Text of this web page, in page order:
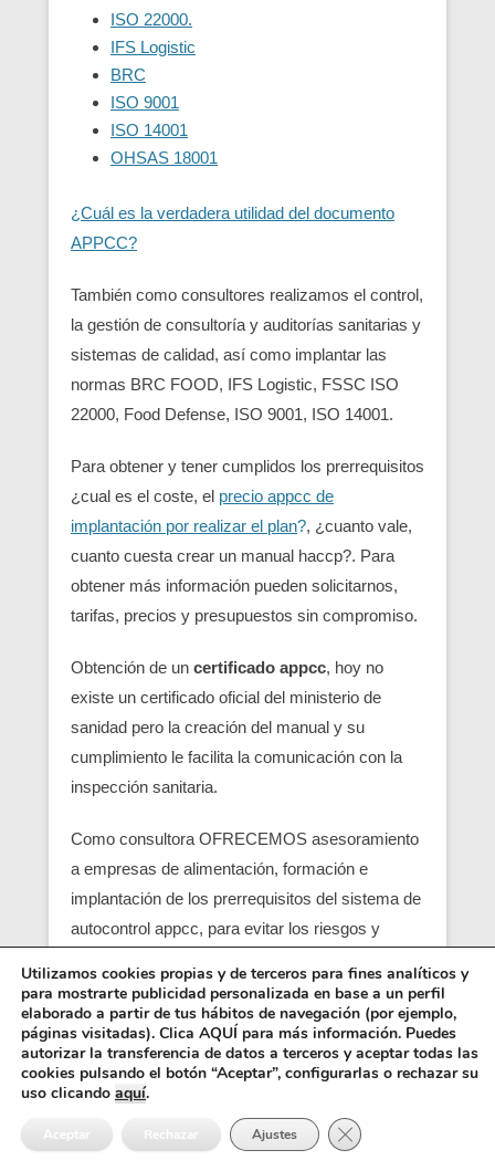
ISO 22000.
IFS Logistic
BRC
ISO 9001
ISO 14001
OHSAS 18001
¿Cuál es la verdadera utilidad del documento
APPCC?
También como consultores realizamos el control,
la gestión de consultoría y auditorías sanitarias y
sistemas de calidad, así como implantar las
normas BRC FOOD, IFS Logistic, FSSC ISO
22000, Food Defense, ISO 9001, ISO 14001.
Para obtener y tener cumplidos los prerrequisitos
¿cual es el coste, el precio appcc de
implantación por realizar el plan?, ¿cuanto vale,
cuanto cuesta crear un manual haccp?. Para
obtener más información pueden solicitarnos,
tarifas, precios y presupuestos sin compromiso.
Obtención de un certificado appcc, hoy no
existe un certificado oficial del ministerio de
sanidad pero la creación del manual y su
cumplimiento le facilita la comunicación con la
inspección sanitaria.
Como consultora OFRECEMOS asesoramiento
a empresas de alimentación, formación e
implantación de los prerrequisitos del sistema de
autocontrol appcc, para evitar los riesgos y
localizando en su empresa los pcc (puntos
críticos) y obtener un servicio con una correcta
seguridad alimentaria.
Entre los requisitos está el control y el análisis de
cada punto crítico, junto con el registro sanitario,
Utilizamos cookies propias y de terceros para fines analíticos y
para mostrarte publicidad personalizada en base a un perfil
elaborado a partir de tus hábitos de navegación (por ejemplo,
páginas visitadas). Clica AQUÍ para más información. Puedes
autorizar la transferencia de datos a terceros y aceptar todas las
cookies pulsando el botón “Aceptar”, configurarlas o rechazar su
uso clicando aquí.
Aceptar Rechazar Ajustes Cerrar el banner de